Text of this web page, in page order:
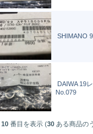
SHIMANO
DAIWA 19
No.079
10 番目を表示 (30 ある商品の